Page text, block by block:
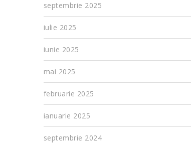
septembrie 2025
iulie 2025
iunie 2025
mai 2025
februarie 2025
ianuarie 2025
septembrie 2024